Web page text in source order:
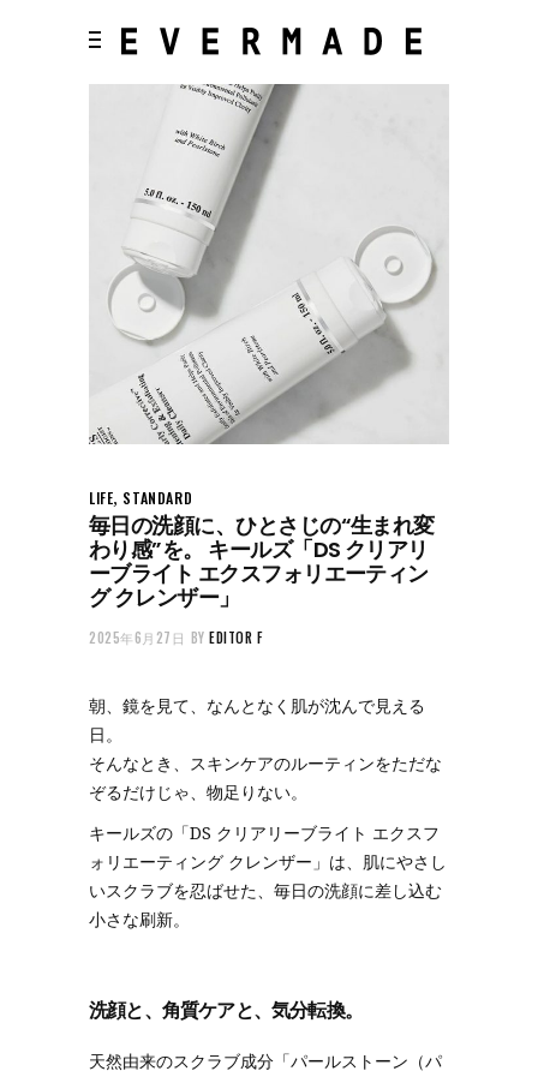
LIFE, STANDARD
毎日の洗顔に、ひとさじの“生まれ変
わり感”を。 キールズ「DS クリアリ
ーブライト エクスフォリエーティン
グ クレンザー」
2025年6月27日 BYEDITOR F
朝、鏡を見て、なんとなく肌が沈んで見える
日。
そんなとき、スキンケアのルーティンをただな
ぞるだけじゃ、物足りない。
キールズの「DS クリアリーブライト エクスフ
ォリエーティング クレンザー」は、肌にやさし
いスクラブを忍ばせた、毎日の洗顔に差し込む
小さな刷新。
洗顔と、角質ケアと、気分転換。
天然由来のスクラブ成分「パールストーン（パ